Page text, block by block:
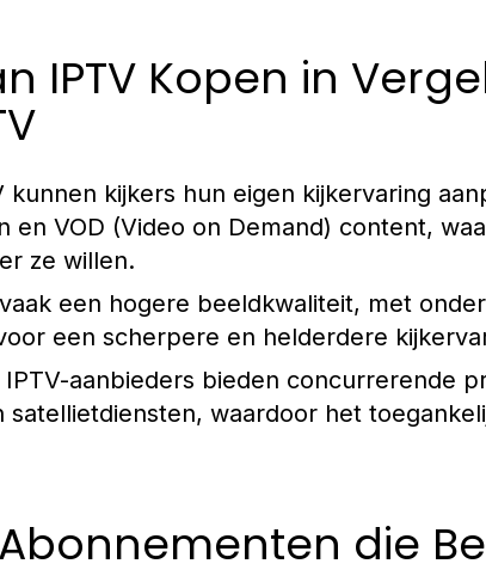
IPTV Kopen in
kunnen kijkers hun eigen kijkervaring
en VOD (Video on Demand) content,
ze willen.
een hogere beeldkwaliteit, met
een scherpere en helderdere
IPTV-aanbieders bieden concurrerende
satellietdiensten, waardoor het
die